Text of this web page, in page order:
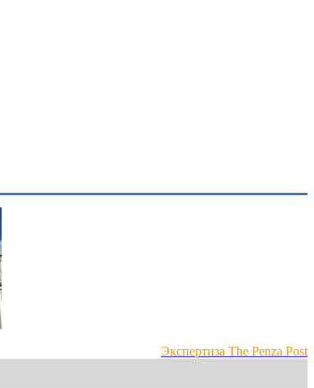
Экспертиза The Penza Post